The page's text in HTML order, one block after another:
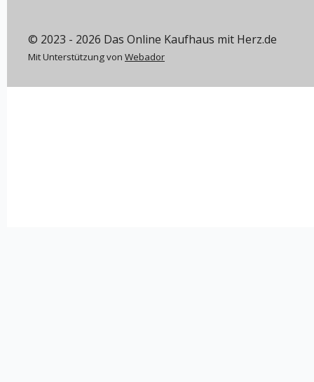
© 2023 - 2026 Das Online Kaufhaus mit Herz.de
Mit Unterstützung von Webador